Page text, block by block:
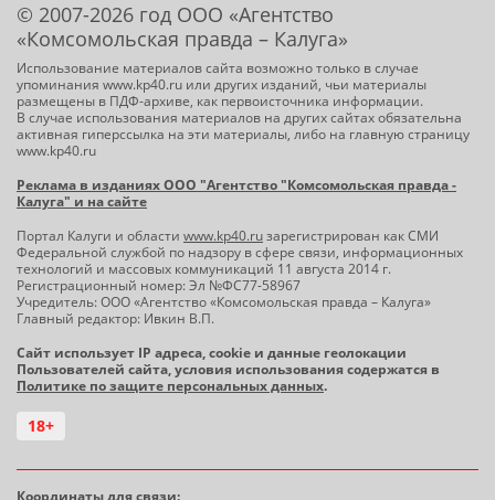
© 2007-2026 год ООО «Агентство
«Комсомольская правда – Калуга»
Использование материалов сайта возможно только в случае
упоминания www.kp40.ru или других изданий, чьи материалы
размещены в ПДФ-архиве, как первоисточника информации.
В случае использования материалов на других сайтах обязательна
активная гиперссылка на эти материалы, либо на главную страницу
www.kp40.ru
Реклама в изданиях ООО "Агентство "Комсомольская правда -
Калуга" и на сайте
Портал Калуги и области www.kp40.ruзарегистрирован как СМИ
Федеральной службой по надзору в сфере связи, информационных
технологий и массовых коммуникаций 11 августа 2014 г.
Регистрационный номер: Эл №ФС77-58967
Учредитель: ООО «Агентство «Комсомольская правда – Калуга»
Главный редактор: Ивкин В.П.
Сайт использует IP адреса, cookie и данные геолокации
Пользователей сайта, условия использования содержатся в
Политике по защите персональных данных.
18+